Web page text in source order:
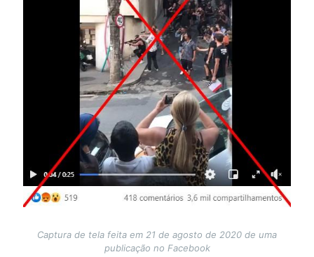
Captura de tela feita em 21 de agosto de 2020 de uma
publicação no Facebook